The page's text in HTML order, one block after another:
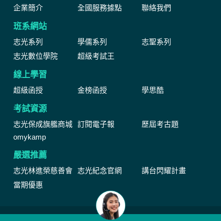
企業簡介 全國服務據點 聯絡我們
班系網站
志光系列 學儒系列
志聖系列
志光數位學院
超級考試王
線上學習
超級函授 金榜函授 學思酷
考試資源
志光保成旗艦商城 訂閱電子報
歷屆考古題
omykamp
嚴選推薦
志光林進榮慈善會 志光紀念官網
講台閃耀計畫
當期優惠
網站由公職王數位行銷(股)公司維運管理著作權所有 Copyright © by